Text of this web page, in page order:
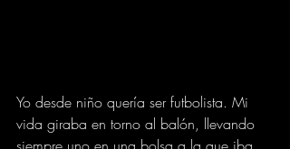
Yo desde niño quería ser futbolista. Mi
vida giraba en torno al balón, llevando